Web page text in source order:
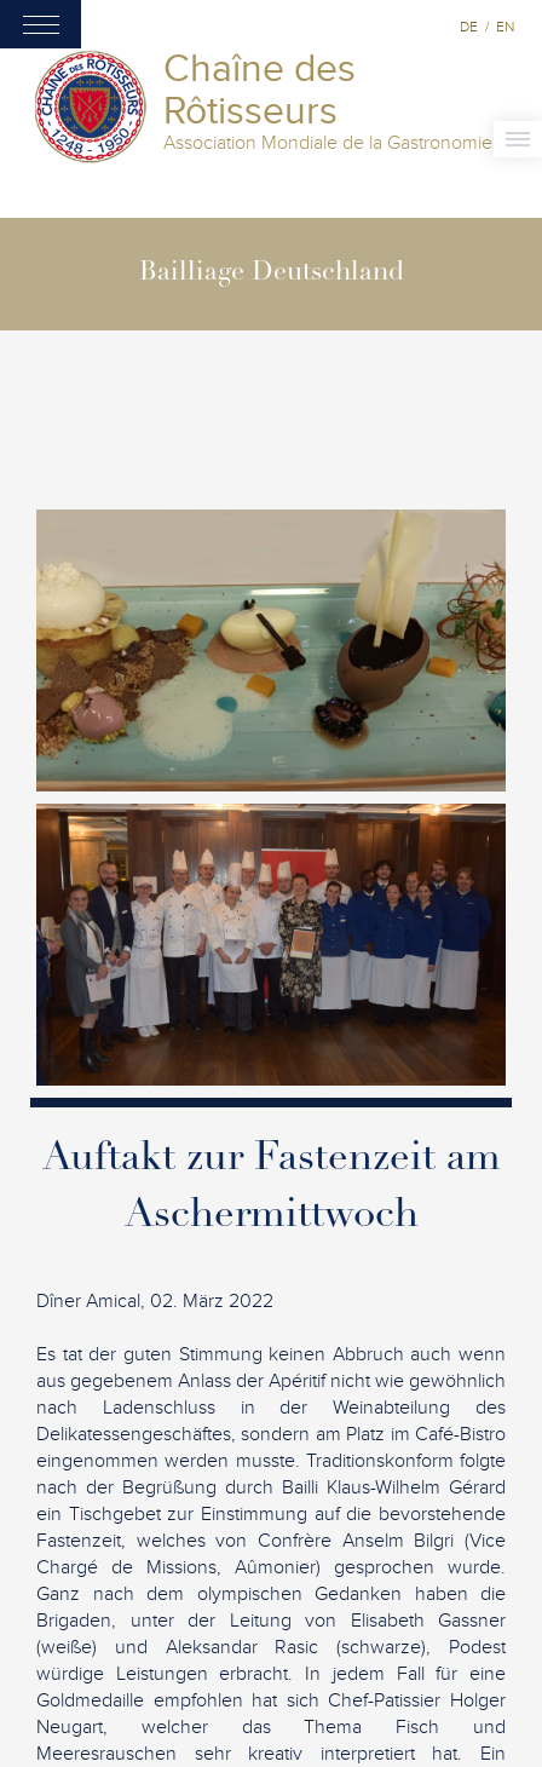
Chaîne des
Rôtisseurs
Association Mondiale de la Gastronomie
DE / EN
Bailliage Deutschland
Auftakt zur Fastenzeit am
Aschermittwoch
Dîner Amical, 02. März 2022
Es tat der guten Stimmung keinen Abbruch auch wenn
aus gegebenem Anlass der Apéritif nicht wie gewöhnlich
nach Ladenschluss in der Weinabteilung des
Delikatessengeschäftes, sondern am Platz im Café-Bistro
eingenommen werden musste. Traditionskonform folgte
nach der Begrüßung durch Bailli Klaus-Wilhelm Gérard
ein Tischgebet zur Einstimmung auf die bevorstehende
Fastenzeit, welches von Confrère Anselm Bilgri (Vice
Chargé de Missions, Aûmonier) gesprochen wurde.
Ganz nach dem olympischen Gedanken haben die
Brigaden, unter der Leitung von Elisabeth Gassner
(weiße) und Aleksandar Rasic (schwarze), Podest
würdige Leistungen erbracht. In jedem Fall für eine
Goldmedaille empfohlen hat sich Chef-Patissier Holger
Neugart, welcher das Thema Fisch und
Meeresrauschen sehr kreativ interpretiert hat. Ein